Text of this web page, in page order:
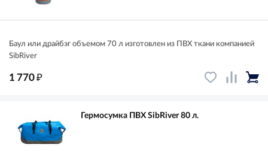
Баул или драйбэг объемом 70 л изготовлен из ПВХ ткани компанией
SibRiver
1 770₽
Гермосумка ПВХ SibRiver 80 л.